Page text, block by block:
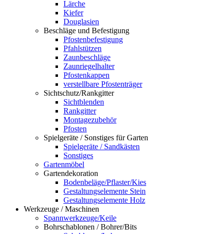
Lärche
Kiefer
Douglasien
Beschläge und Befestigung
Pfostenbefestigung
Pfahlstützen
Zaunbeschläge
Zaunriegelhalter
Pfostenkappen
verstellbare Pfostenträger
Sichtschutz/Rankgitter
Sichtblenden
Rankgitter
Montagezubehör
Pfosten
Spielgeräte / Sonstiges für Garten
Spielgeräte / Sandkästen
Sonstiges
Gartenmöbel
Gartendekoration
Bodenbeläge/Pflaster/Kies
Gestaltungselemente Stein
Gestaltungselemente Holz
Werkzeuge / Maschinen
Spannwerkzeuge/Keile
Bohrschablonen / Bohrer/Bits